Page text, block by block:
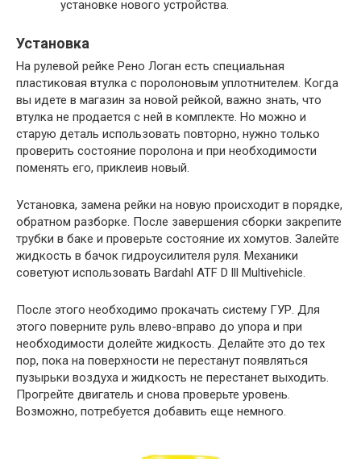
установке нового устройства.
Установка
На рулевой рейке Рено Логан есть специальная
пластиковая втулка с поролоновым уплотнителем. Когда
вы идете в магазин за новой рейкой, важно знать, что
втулка не продается с ней в комплекте. Но можно и
старую деталь использовать повторно, нужно только
проверить состояние поролона и при необходимости
поменять его, приклеив новый.
Установка, замена рейки на новую происходит в порядке,
обратном разборке. После завершения сборки закрепите
трубки в баке и проверьте состояние их хомутов. Залейте
жидкость в бачок гидроусилителя руля. Механики
советуют использовать Bardahl ATF D lll Multivehicle.
После этого необходимо прокачать систему ГУР. Для
этого поверните руль влево-вправо до упора и при
необходимости долейте жидкость. Делайте это до тех
пор, пока на поверхности не перестанут появляться
пузырьки воздуха и жидкость не перестанет выходить.
Прогрейте двигатель и снова проверьте уровень.
Возможно, потребуется добавить еще немного.